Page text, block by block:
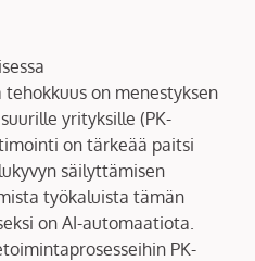
on menestyksen
yrityksille (PK-
on tärkeää paitsi
säilyttämisen
työkaluista tämän
on AI-automaatiota.
PK-